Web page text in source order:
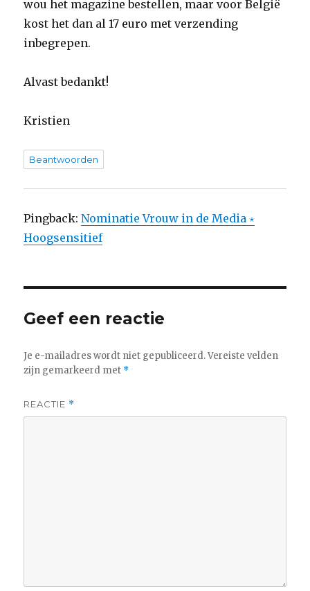
wou het magazine bestellen, maar voor België
kost het dan al 17 euro met verzending
inbegrepen.
Alvast bedankt!
Kristien
Beantwoorden
Pingback:Nominatie Vrouw in de Media ⋆
Hoogsensitief
Geef een reactie
Je e-mailadres wordt niet gepubliceerd. Vereiste velden
zijn gemarkeerd met *
REACTIE *